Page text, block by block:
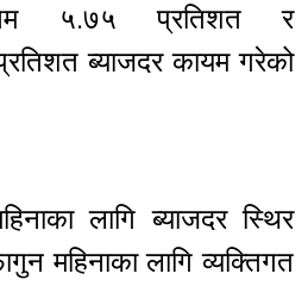
५.७५ प्रतिशत र
ब्याजदर कायम गरेको
लागि ब्याजदर स्थिर
महिनाका लागि व्यक्तिगत